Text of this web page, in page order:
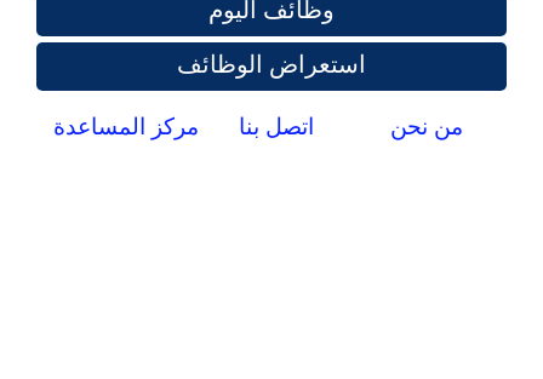
وظائف اليوم
استعراض الوظائف
من نحن اتصل بنا مركز المساعدة